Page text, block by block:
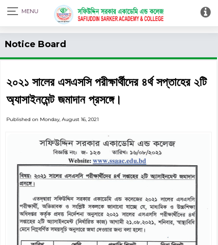
Print Admit Card
Notice Board
২০২১ সালের এসএসসি পরীক্ষার্থীদের ৪র্থ সপ্তাহের ২টি
অ্যাসাইনমেন্ট জমাদান প্রসঙ্গে।
Published on Monday, August 16, 2021